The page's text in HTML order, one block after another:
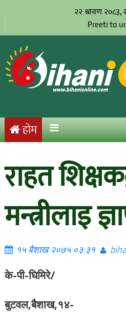
२२ श्रावण २०८३,
Preeti to
होम
राहत
मन्त्रीलाइ
१५ बैशाख २०७५ ०३:३१
के-पी-घिमिरे/
बुटवल,बैशाख,१४-